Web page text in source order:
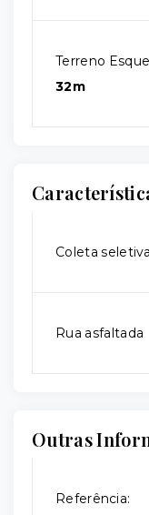
Terreno
32m
Coleta
Rua asfaltada
Outras
Referência: